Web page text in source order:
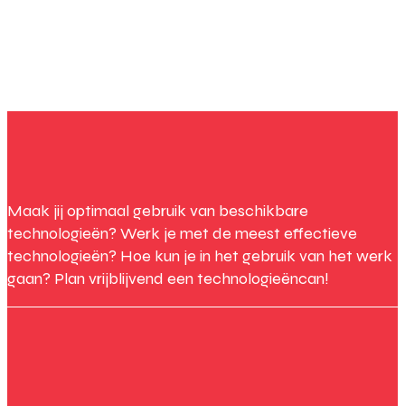
Maak jij optimaal gebruik van beschikbare
technologieën? Werk je met de meest effectieve
technologieën? Hoe kun je in het gebruik van het werk
gaan? Plan vrijblijvend een technologieëncan!